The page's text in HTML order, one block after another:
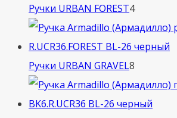
Ручки URBAN FOREST44
товара
Ручки URBAN GRAVEL8
товаров